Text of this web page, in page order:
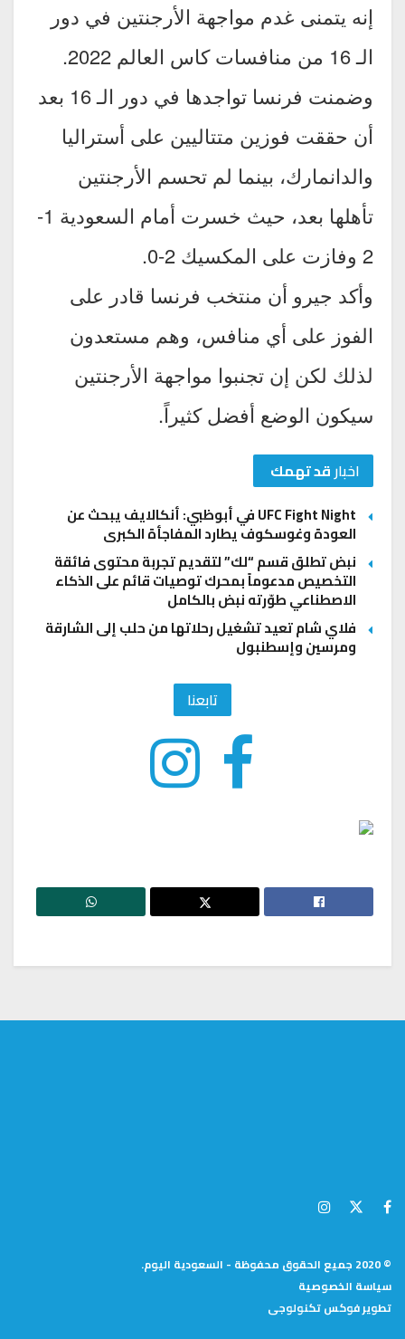
إنه يتمنى غدم مواجهة الأرجنتين في دور
الـ 16 من منافسات كاس العالم 2022.
وضمنت فرنسا تواجدها في دور الـ 16 بعد
أن حققت فوزين متتاليين على أستراليا
والدانمارك، بينما لم تحسم الأرجنتين
تأهلها بعد، حيث خسرت أمام السعودية 1-
2 وفازت على المكسيك 2-0.
وأكد جيرو أن منتخب فرنسا قادر على
الفوز على أي منافس، وهم مستعدون
لذلك لكن إن تجنبوا مواجهة الأرجنتين
سيكون الوضع أفضل كثيراً.
اخبارقد تهمك
UFC Fight Night في أبوظبي: أنكالايف يبحث عن
العودة وغوسكوف يطارد المفاجأة الكبرى
نبض تطلق قسم “لك” لتقديم تجربة محتوى فائقة
التخصيص مدعوماً بمحرك توصيات قائم على الذكاء
الاصطناعي طوّرته نبض بالكامل
فلاي شام تعيد تشغيل رحلاتها من حلب إلى الشارقة
ومرسين وإسطنبول
تابعنا
© 2020 جميع الحقوق محفوظة - السعودية اليوم.
سياسة الخصوصية
تطويرفوكس تكنولوجى